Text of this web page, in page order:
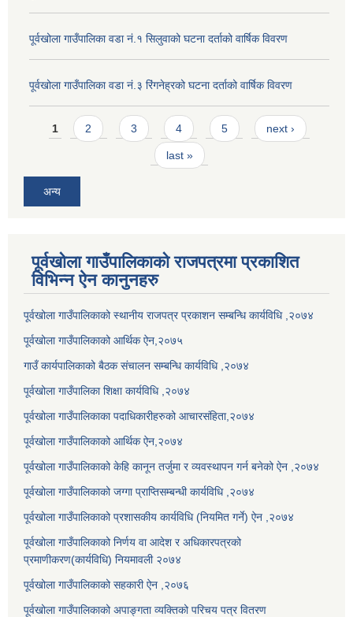
पूर्वखोला गाउँपालिका वडा नं.१ सिलुवाको घटना दर्ताको वार्षिक विवरण
पूर्वखोला गाउँपालिका वडा नं.३ रिंगनेह्रको घटना दर्ताको वार्षिक विवरण
Pages
1 2 3 4 5 next ›
last »
अन्य
पूर्वखोला गाउँपालिकाको राजपत्रमा प्रकाशित
विभिन्न ऐन कानुनहरु
पूर्वखोला गाउँपालिकाको स्थानीय राजपत्र प्रकाशन सम्बन्धि कार्यविधि ,२०७४
पूर्वखोला गाउँपालिकाको आर्थिक ऐन,२०७५
गाउँ कार्यपालिकाको बैठक संचालन सम्बन्धि कार्यविधि ,२०७४
पूर्वखोला गाउँपालिका शिक्षा कार्यविधि ,२०७४
पूर्वखोला गाउँपालिकाका पदाधिकारीहरुको आचारसंहिता,२०७४
पूर्वखोला गाउँपालिकाको आर्थिक ऐन,२०७४
पूर्वखोला गाउँपालिकाको केहि कानून तर्जुमा र व्यवस्थापन गर्न बनेको ऐन ,२०७४
पूर्वखोला गाउँपालिकाको जग्गा प्राप्तिसम्बन्धी कार्यविधि ,२०७४
पूर्वखोला गाउँपालिकाको प्रशासकीय कार्यविधि (नियमित गर्ने) ऐन ,२०७४
पूर्वखोला गाउँपालिकाको निर्णय वा आदेश र अधिकारपत्रको
प्रमाणीकरण(कार्यविधि) नियमावली २०७४
पूर्वखोला गाउँपालिकाको सहकारी ऐन ,२०७६
पूर्वखोला गाउँपालिकाको अपाङ्गता व्यक्तिको परिचय पत्र वितरण